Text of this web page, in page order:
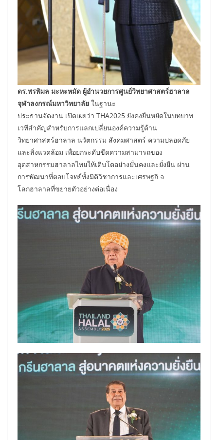
ดร.พรพิมล มะหะหมัด ผู้อำนวยการศูนย์วิทยาศาสตร์ฮาลาล
จุฬาลงกรณ์มหาวิทยาลัย ในฐานะ
ประธานจัดงาน เปิดเผยว่า THA2025 ยังคงยืนหยัดในบทบาท
เวทีสำคัญสำหรับการแลกเปลี่ยนองค์ความรู้ด้าน
วิทยาศาสตร์ฮาลาล นวัตกรรม สังคมศาสตร์ ความปลอดภัย
และสิ่งแวดล้อม เพื่อยกระดับขีดความสามารถของ
อุตสาหกรรมฮาลาลไทยให้เติบโตอย่างมั่นคงและยั่งยืน ผ่าน
การพัฒนาที่ตอบโจทย์ทั้งมิติวิชาการและเศรษฐกิ จ
โลกฮาลาลที่ขยายตัวอย่างต่อเนื่อง